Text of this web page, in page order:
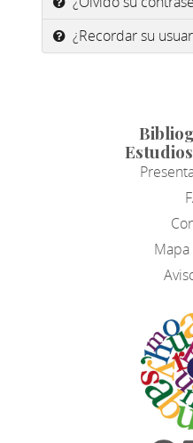
¿Recordar su